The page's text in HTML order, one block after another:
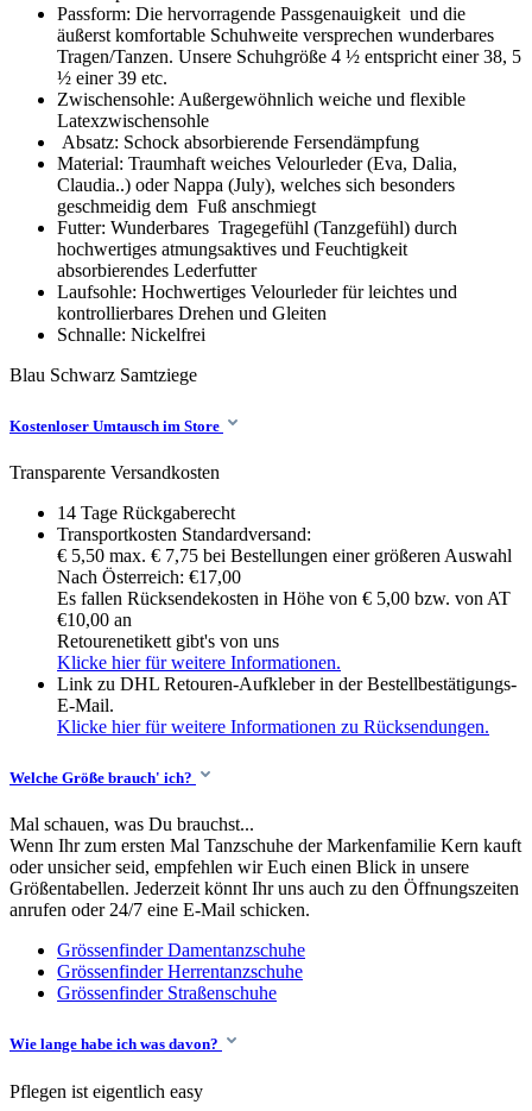
Passform: Die hervorragende Passgenauigkeit und die
äußerst komfortable Schuhweite versprechen wunderbares
Tragen/Tanzen. Unsere Schuhgröße 4 ½ entspricht einer 38, 5
½ einer 39 etc.
Zwischensohle: Außergewöhnlich weiche und flexible
Latexzwischensohle
Absatz: Schock absorbierende Fersendämpfung
Material: Traumhaft weiches Velourleder (Eva, Dalia,
Claudia..) oder Nappa (July), welches sich besonders
geschmeidig dem Fuß anschmiegt
Futter: Wunderbares Tragegefühl (Tanzgefühl) durch
hochwertiges atmungsaktives und Feuchtigkeit
absorbierendes Lederfutter
Laufsohle: Hochwertiges Velourleder für leichtes und
kontrollierbares Drehen und Gleiten
Schnalle: Nickelfrei
Blau Schwarz Samtziege
Kostenloser Umtausch im Store
Transparente Versandkosten
14 Tage Rückgaberecht
Transportkosten Standardversand:
€ 5,50 max. € 7,75 bei Bestellungen einer größeren Auswahl
Nach Österreich: €17,00
Es fallen Rücksendekosten in Höhe von € 5,00 bzw. von AT
€10,00 an
Retourenetikett gibt's von uns
Klicke hier für weitere Informationen.
Link zu DHL Retouren-Aufkleber in der Bestellbestätigungs-
E-Mail.
Klicke hier für weitere Informationen zu Rücksendungen.
Welche Größe brauch' ich?
Mal schauen, was Du brauchst...
Wenn Ihr zum ersten Mal Tanzschuhe der Markenfamilie Kern kauft
oder unsicher seid, empfehlen wir Euch einen Blick in unsere
Größentabellen. Jederzeit könnt Ihr uns auch zu den Öffnungszeiten
anrufen oder 24/7 eine E-Mail schicken.
Grössenfinder Damentanzschuhe
Grössenfinder Herrentanzschuhe
Grössenfinder Straßenschuhe
Wie lange habe ich was davon?
Pflegen ist eigentlich easy